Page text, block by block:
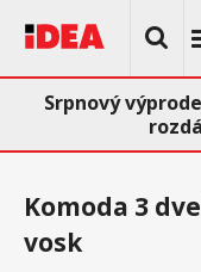
Srpnový
Komoda 3
vosk